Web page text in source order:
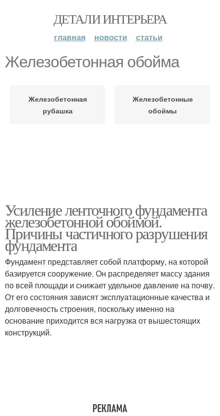
ДЕТАЛИ ИНТЕРЬЕРА
главная новости статьи
Железобетонная обойма
Железобетонная
рубашка
Железобетонные
обоймы
Усиление ленточного фундамента
железобетонной обоймой.
Причины частичного разрушения
фундамента
Фундамент представляет собой платформу, на которой
базируется сооружение. Он распределяет массу здания
по всей площади и снижает удельное давление на почву.
От его состояния зависят эксплуатационные качества и
долговечность строения, поскольку именно на
основание приходится вся нагрузка от вышестоящих
конструкций.